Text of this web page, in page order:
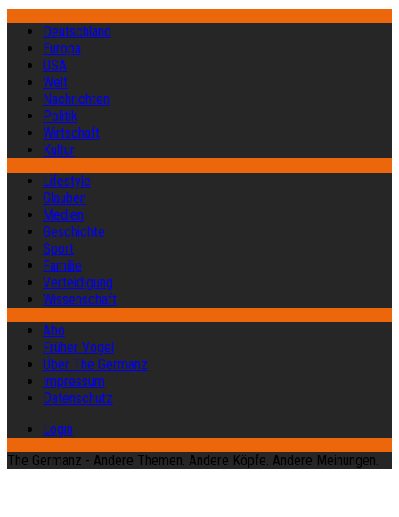
Deutschland
Europa
USA
Welt
Nachrichten
Politik
Wirtschaft
Kultur
Lifestyle
Glauben
Medien
Geschichte
Sport
Familie
Verteidigung
Wissenschaft
Abo
Früher Vogel
Über The Germanz
Impressum
Datenschutz
Login
The Germanz - Andere Themen. Andere Köpfe. Andere Meinungen.